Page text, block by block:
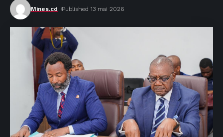
Mines.cd Published 13 mai 2026